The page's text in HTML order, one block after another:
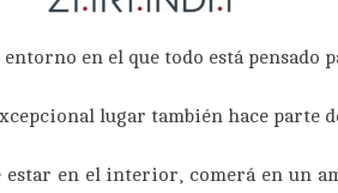
entorno en el que todo está pensado
lugar también hace parte
estar en el interior, comerá en un